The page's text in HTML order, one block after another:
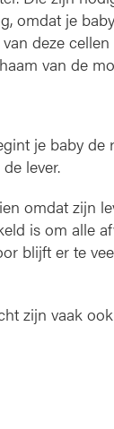
omdat je
deze
van de
je baby de
lever.
omdat zijn
is om alle
blijft er te
zijn vaak